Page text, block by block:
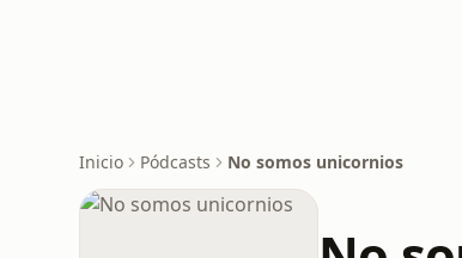
Inicio Pódcasts No somos unicornios